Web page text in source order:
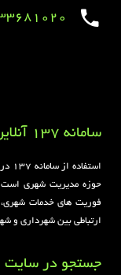
سامانه 137 آنلاین عالیشهر
حوزه مدیریت شهری است
فوریت های خدمات
ارتباطی بین شهرداری و
جستجو در سایت